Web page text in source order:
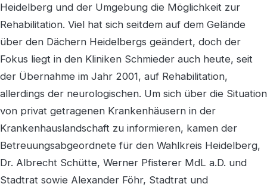
Heidelberg und der Umgebung die Möglichkeit zur
Rehabilitation. Viel hat sich seitdem auf dem Gelände
über den Dächern Heidelbergs geändert, doch der
Fokus liegt in den Kliniken Schmieder auch heute, seit
der Übernahme im Jahr 2001, auf Rehabilitation,
allerdings der neurologischen. Um sich über die Situation
von privat getragenen Krankenhäusern in der
Krankenhauslandschaft zu informieren, kamen der
Betreuungsabgeordnete für den Wahlkreis Heidelberg,
Dr. Albrecht Schütte, Werner Pfisterer MdL a.D. und
Stadtrat sowie Alexander Föhr, Stadtrat und